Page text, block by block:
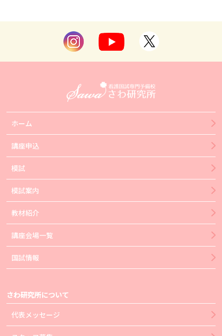
ホーム
講座申込
模試
模試案内
教材紹介
講座会場一覧
国試情報
さわ研究所について
代表メッセージ